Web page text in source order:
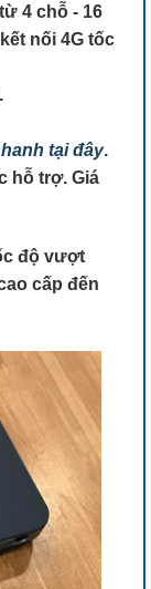
4 chỗ - 16
nối 4G tốc
tại đây.
hỗ trợ. Giá
độ vượt
cấp đến